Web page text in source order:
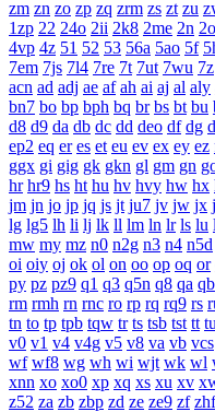
zm zn zo zp zq zrm zs zt zu
1zp 22 24o 2ii 2k8 2me 2n 2o
4vp 4z 51 52 53 56a 5ao 5f
7em 7js 7l4 7re 7t 7ut 7wu 7z
acn ad adj ae af ah ai aj al aly
bn7 bo bp bph bq br bs bt bu
d8 d9 da db dc dd deo df dg
ep2 eq er es et eu ev ex ey ez
ggx gi gig gk gkn gl gm gn
hr hr9 hs ht hu hv hvy hw hx
jm jn jo jp jq js jt ju7 jv jw jx
lg lg5 lh li lj lk ll lm ln lr ls lu
mw my mz n0 n2g n3 n4 n5d
oi oiy oj ok ol on oo op oq or
py pz pz9 q1 q3 q5n q8 qa qb
rm rmh rn rnc ro rp rq rq9 rs
tn to tp tpb tqw tr ts tsb tst tt tu
v0 v1 v4 v4g v5 v8 va vb vcs
wf wf8 wg wh wi wjt wk wl
xnn xo xo0 xp xq xs xu xv
z52 za zb zbp zd ze ze9 zf zhf